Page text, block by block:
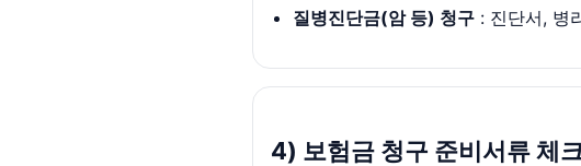
질병진단금(암 등) 청구 : 진단서, 병
4) 보험금 청구 준비서류 체